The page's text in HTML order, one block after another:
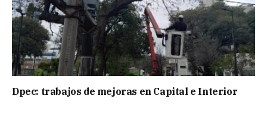
Dpec: trabajos de mejoras en Capital e Interior